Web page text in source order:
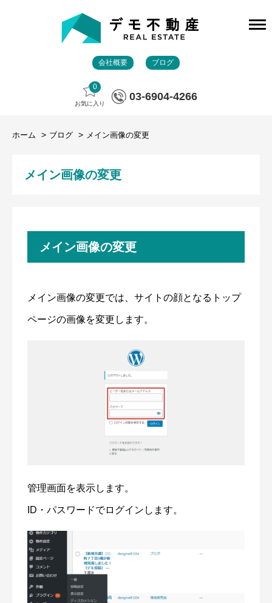
会社概要 ブログ
0
お気に入り
03-6904-4266
ホーム ブログ メイン画像の変更
メイン画像の変更
メイン画像の変更
メイン画像の変更では、サイトの顔となるトップ
ページの画像を変更します。
管理画面を表示します。
ID・パスワードでログインします。